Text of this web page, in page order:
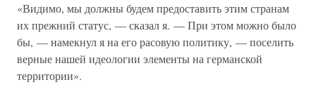
«Видимо, мы должны будем предоставить этим странам
их прежний статус, — сказал я. — При этом можно было
бы, — намекнул я на его расовую политику, — поселить
верные нашей идеологии элементы на германской
территории».